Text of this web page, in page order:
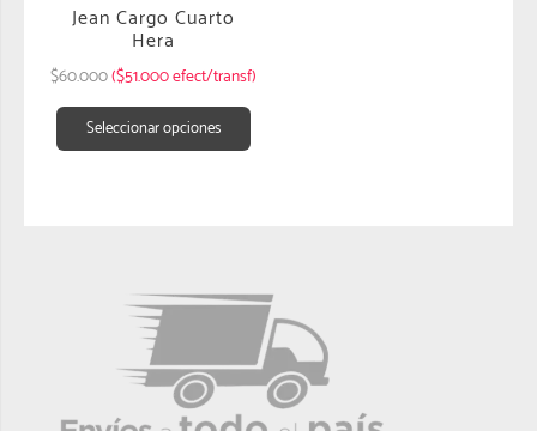
Jean Cargo Cuarto
Hera
$60.000($51.000 efect/transf)
Seleccionar opciones